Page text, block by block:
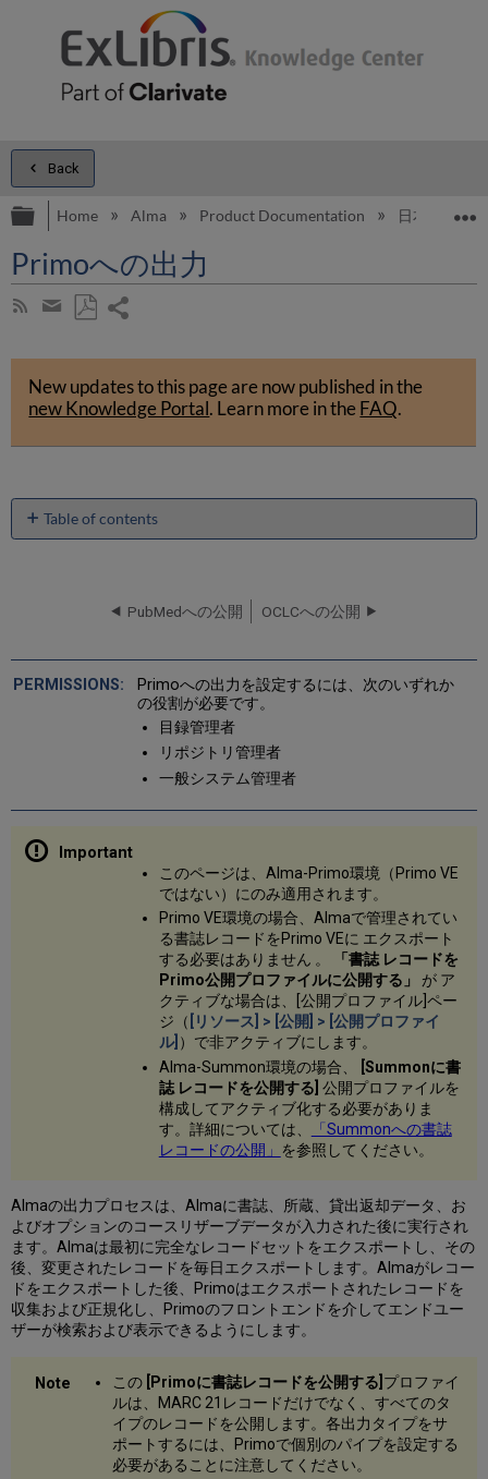
Back
Expand/collapse global hierarchy
Home Alma Product Documentation 日本語
Primoへの出力
Subscribe
RSS
Share
by
email
as
PDF
New updates to this page are now published in the
new Knowledge Portal. Learn more in theFAQ.
Table of contents
へ
Primo
へ
に
関
す
る
そ
の
他
PubMedへの公開 OCLCへの公開
Primoへの出力を設定するには、次のいずれか
の役割が必要です。
目録管理者
リポジトリ管理者
一般システム管理者
このページは、Alma-Primo環境（Primo VE
ではない）にのみ適用されます。
Primo VE環境の場合、Almaで管理されてい
る書誌レコードをPrimo VEに エクスポート
する必要はありません 。
「書誌 レコードを
Primo公開プロファイルに公開する」
が ア
クティブな場合は、[公開プロファイル]ペー
ジ（ [リソース] > [公開] > [公開プロファイ
ル] ）で非アクティブにします。
Alma-Summon環境の場合、
[Summonに書
誌 レコードを公開する] 公開プロファイルを
構成してアクティブ化する必要がありま
す。詳細については、
「Summonへの書誌
レコードの公開」
を参照してください。
Almaの出力プロセスは、Almaに書誌、所蔵、貸出返却データ、お
よびオプションのコースリザーブデータが入力された後に実行され
ます。Almaは最初に完全なレコードセットをエクスポートし、その
後、変更されたレコードを毎日エクスポートします。Almaがレコー
ドをエクスポートした後、Primoはエクスポートされたレコードを
収集および正規化し、Primoのフロントエンドを介してエンドユー
ザーが検索および表示できるようにします。
この [Primoに書誌レコードを公開する] プロファイ
ルは、MARC 21レコードだけでなく、すべてのタ
イプのレコードを公開します。各出力タイプをサ
ポートするには、Primoで個別のパイプを設定する
必要があることに注意してください。